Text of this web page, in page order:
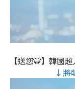
【送您🐯】韓國
↓將